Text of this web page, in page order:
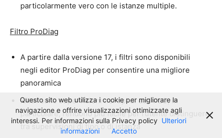
particolarmente vero con le istanze multiple.
Filtro ProDiag
A partire dalla versione 17, i filtri sono disponibili
negli editor ProDiag per consentire una migliore
panoramica
I filtri sulle supervisioni nei tipi di dati PLC, in
particolare, rendono più facile per l’utente distinguere
tra supervisioni di tipo o di istanza
Questo sito web utilizza i cookie per migliorare la
navigazione e offrire visualizzazioni ottimizzate agli
interessi. Per informazioni sulla Privacy policy Ulteriori
informazioni
Accetto